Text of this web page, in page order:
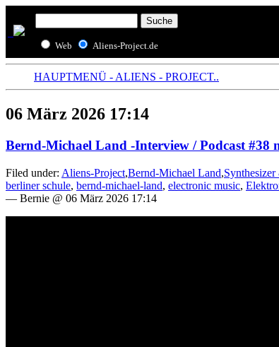
Web Aliens-Project.de
HAUPTMENÜ - ALIENS - PROJECT..
06 März 2026 17:14
Bernd-Michael Land -Interview / Podcast #38
Filed under: Aliens-Project,Bernd-Michael Land,
berliner schule, bernd-michael-land, electronic music,
— Bernie @ 06 März 2026 17:14